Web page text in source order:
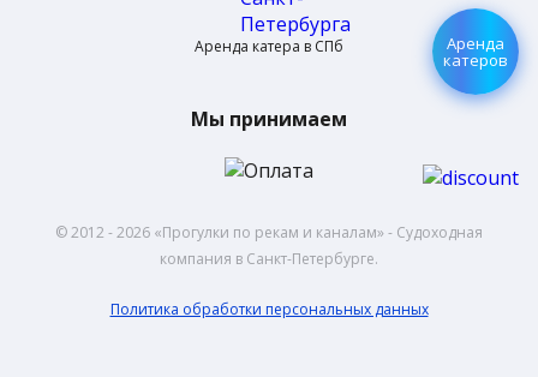
© 2012 - 2026 «Прогулки по рекам и каналам» - Cудoxoднaя
кoмпaния в Санкт-Петербурге.
Политика обработки персональных данных
Аренда катера в СПб
Мы принимаем
Аренда
катеров